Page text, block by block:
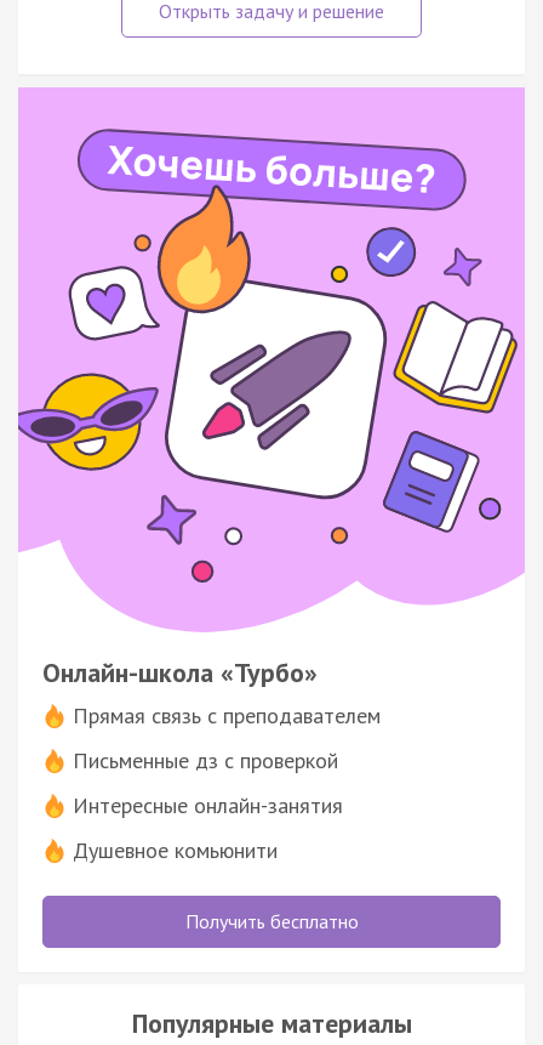
Онлайн-школа «Турбо»
Прямая связь с преподавателем
Письменные дз с проверкой
Интересные онлайн-занятия
Душевное комьюнити
Получить бесплатно
Популярные материалы